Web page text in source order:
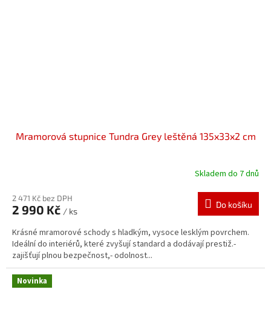
Mramorová stupnice Tundra Grey leštěná 135x33x2 cm
Skladem do 7 dnů
2 471 Kč bez DPH
2 990 Kč / ks
Do košíku
Krásné mramorové schody s hladkým, vysoce lesklým povrchem.
Ideální do interiérů, které zvyšují standard a dodávají prestiž.-
zajišťují plnou bezpečnost,- odolnost...
Novinka